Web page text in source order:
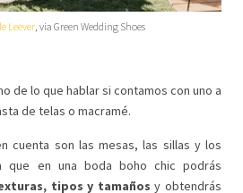
Leever, via Green Wedding Shoes
de lo que hablar si contamos con uno a
de telas o macramé.
cuenta son las mesas, las sillas y los
que en una boda boho chic podrás
tipos y tamaños y obtendrás